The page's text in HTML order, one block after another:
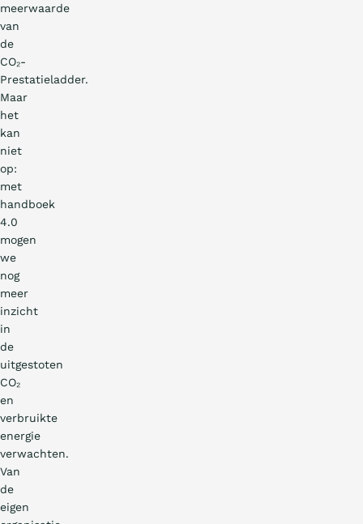
meerwaarde
van
de
CO₂-
Prestatieladder.
Maar
het
kan
niet
op:
met
handboek
4.0
mogen
we
nog
meer
inzicht
in
de
uitgestoten
CO₂
en
verbruikte
energie
verwachten.
Van
de
eigen